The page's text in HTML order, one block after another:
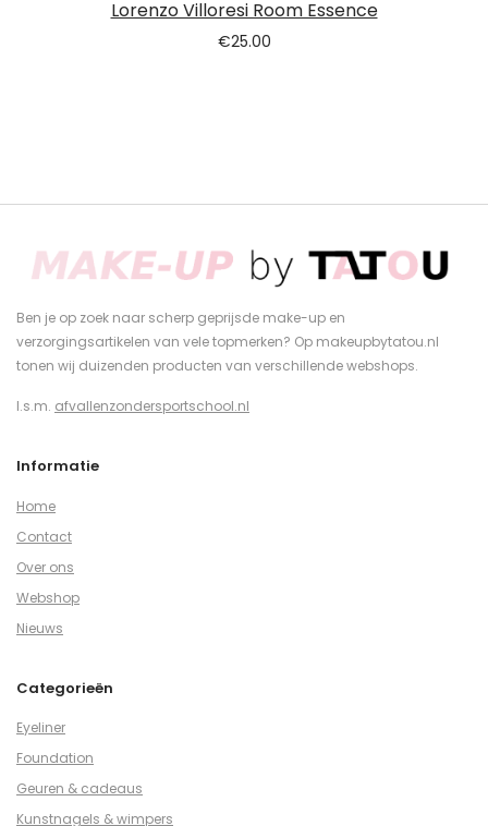
Lorenzo Villoresi Room Essence
€25.00
Ben je op zoek naar scherp geprijsde make-up en
verzorgingsartikelen van vele topmerken? Op makeupbytatou.nl
tonen wij duizenden producten van verschillende webshops.
I.s.m. afvallenzondersportschool.nl
Informatie
Home
Contact
Over ons
Webshop
Nieuws
Categorieën
Eyeliner
Foundation
Geuren & cadeaus
Kunstnagels & wimpers